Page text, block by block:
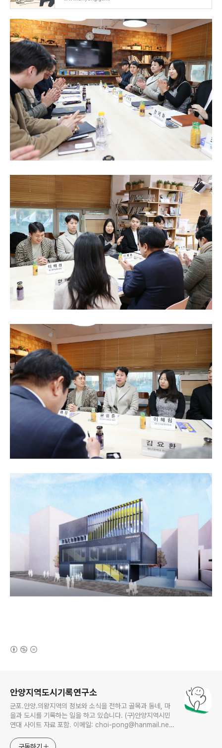
안양지역도시기록연구소
군포.안양.의왕지역의 정보와 소식을 전하고 골목과 동네, 마
을과 도시를 기록하는 일을 하고 있습니다. (구)안양지역시민
연대 사이트 자료 포함. 이메일: choi-pong@hanmail.net